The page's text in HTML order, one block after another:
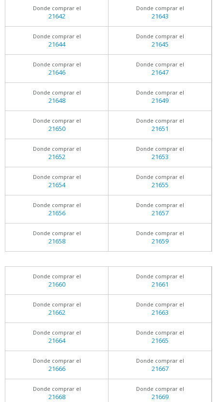
Donde comprar el
21642
Donde comprar el
21643
Donde comprar el
21644
Donde comprar el
21645
Donde comprar el
21646
Donde comprar el
21647
Donde comprar el
21648
Donde comprar el
21649
Donde comprar el
21650
Donde comprar el
21651
Donde comprar el
21652
Donde comprar el
21653
Donde comprar el
21654
Donde comprar el
21655
Donde comprar el
21656
Donde comprar el
21657
Donde comprar el
21658
Donde comprar el
21659
Donde comprar el
21660
Donde comprar el
21661
Donde comprar el
21662
Donde comprar el
21663
Donde comprar el
21664
Donde comprar el
21665
Donde comprar el
21666
Donde comprar el
21667
Donde comprar el
21668
Donde comprar el
21669